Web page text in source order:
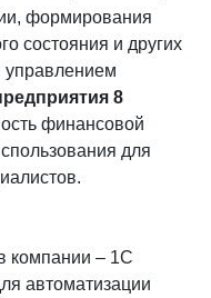
формирования
состояния и других
8
финансовой
для
компании – 1С
автоматизации